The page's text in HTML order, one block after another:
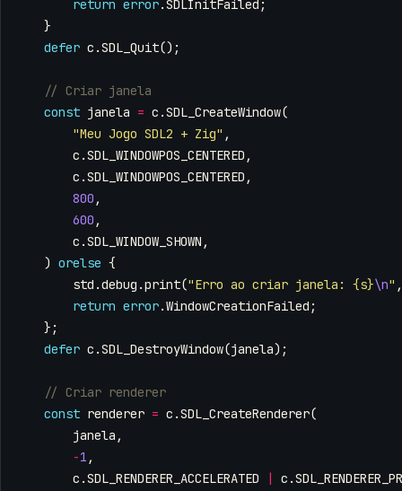
return error.SDLInitFailed ;
}
defer c .SDL_Quit();
const janela = c .SDL_CreateWindow(
"Meu Jogo SDL2 + Zig" ,
c .SDL_WINDOWPOS_CENTERED ,
c .SDL_WINDOWPOS_CENTERED ,
800 ,
600 ,
c .SDL_WINDOW_SHOWN ,
) orelse {
std .debug .print("Erro ao criar janela: {s}\n" ,
return error.WindowCreationFailed ;
};
defer c .SDL_DestroyWindow(janela);
const renderer = c .SDL_CreateRenderer(
janela ,
-1 ,
c .SDL_RENDERER_ACCELERATED c .